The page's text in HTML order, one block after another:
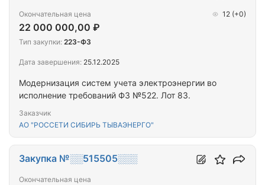
Модернизация систем учета электроэнергии во
исполнение требований ФЗ №522. Лот 83.
Заказчик
АО "РОССЕТИ СИБИРЬ ТЫВАЭНЕРГО"
Окончательная цена
22 000 000,00 ₽
12 (+0)
Тип закупки: 223-ФЗ
Дата завершения: 25.12.2025
Закупка №░░515505░░░
Окончательная цена